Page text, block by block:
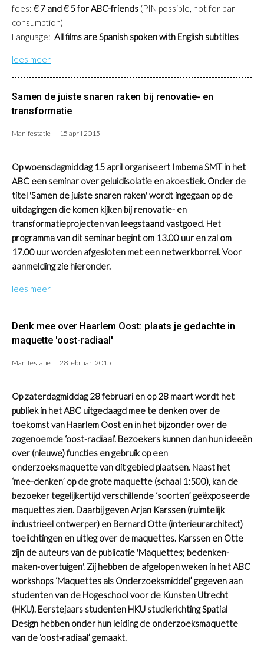
fees: € 7 and € 5 for ABC-friends (PIN possible, not for bar
consumption)
Language: All films are Spanish spoken with English subtitles
lees meer
Samen de juiste snaren raken bij renovatie- en
transformatie
Manifestatie 15 april 2015
Op woensdagmiddag 15 april organiseert Imbema SMT in het
ABC een seminar over geluidisolatie en akoestiek. Onder de
titel 'Samen de juiste snaren raken' wordt ingegaan op de
uitdagingen die komen kijken bij renovatie- en
transformatieprojecten van leegstaand vastgoed. Het
programma van dit seminar begint om 13.00 uur en zal om
17.00 uur worden afgesloten met een netwerkborrel. Voor
aanmelding zie hieronder.
lees meer
Denk mee over Haarlem Oost: plaats je gedachte in
maquette 'oost-radiaal'
Manifestatie 28 februari 2015
Op zaterdagmiddag 28 februari en op 28 maart wordt het
publiek in het ABC uitgedaagd mee te denken over de
toekomst van Haarlem Oost en in het bijzonder over de
zogenoemde ‘oost-radiaal’. Bezoekers kunnen dan hun ideeën
over (nieuwe) functies en gebruik op een
onderzoeksmaquette van dit gebied plaatsen. Naast het
‘mee-denken’ op de grote maquette (schaal 1:500), kan de
bezoeker tegelijkertijd verschillende ‘soorten’ geëxposeerde
maquettes zien. Daarbij geven Arjan Karssen (ruimtelijk
industrieel ontwerper) en Bernard Otte (interieurarchitect)
toelichtingen en uitleg over de maquettes. Karssen en Otte
zijn de auteurs van de publicatie 'Maquettes; bedenken-
maken-overtuigen'. Zij hebben de afgelopen weken in het ABC
workshops ‘Maquettes als Onderzoeksmiddel’ gegeven aan
studenten van de Hogeschool voor de Kunsten Utrecht
(HKU). Eerstejaars studenten HKU studierichting Spatial
Design hebben onder hun leiding de onderzoeksmaquette
van de ‘oost-radiaal’ gemaakt.